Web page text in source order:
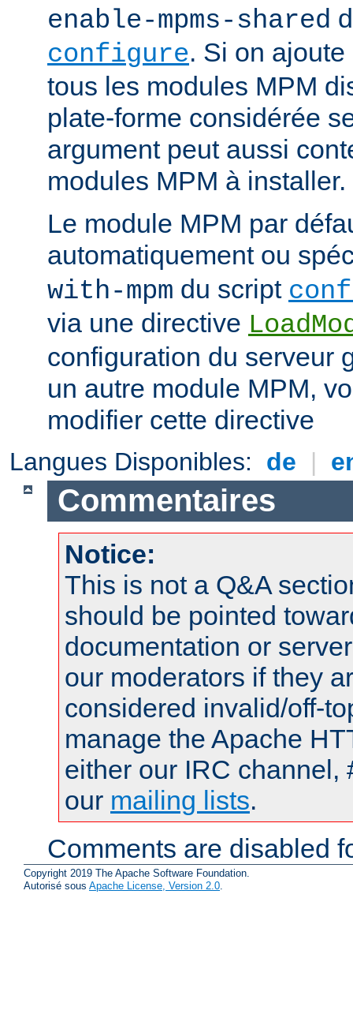
enable-mpms-shared
configure. Si on
tous les modules MPM
plate-forme considérée
argument peut aussi
modules MPM à installer.
Le module MPM par
automatiquement ou
with-mpm du script
via une directive
configuration du serveur
un autre module MPM,
modifier cette directive
Langues Disponibles: de |
Commentaires
Notice:
This is not a Q&A
should be pointed
documentation or
our moderators if they
considered invalid/off-
manage the Apache
either our IRC channel,
our mailing lists.
Comments are disabled
Copyright 2019 The Apache Software Foundation.
Autorisé sous Apache License, Version 2.0